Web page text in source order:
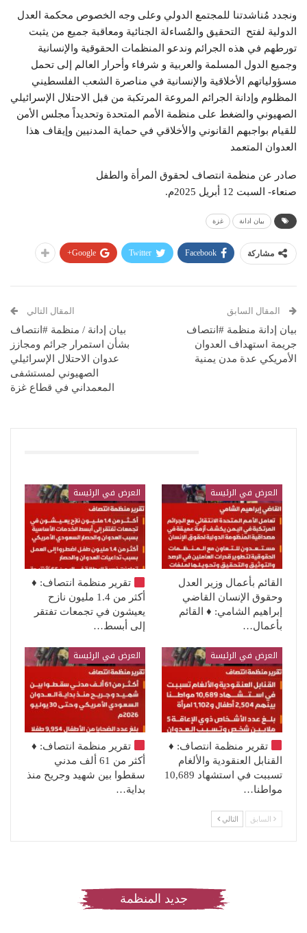
ونجدد مُناشدتنا للمجتمع الدولي وعلى وجه الخصوص محكمة العدل
الدولية لفتح التحقيق والمُساءلة الجنائية ومعاقبة جميع من يثبت
تورطهم في هذه الجرائم وندعو المنظمات الحقوقية والإنسانية
وجميع الدول المسلمة والعربية و شرفاء وأحرار العالم إلى تحمل
مسؤولياتهم الأخلاقية والإنسانية في مناصرة الشعب الفلسطيني
المظلوم وإدانة الجرائم المروعة المرتكبة من قبل الاحتلال الإسرائيلي
الصهيوني والضغط على منظمة الأمم المتحدة وتحديداً مجلس الأمن
للقيام بواجبهم القانوني والأخلاقي في حماية المدنيين وإيقاف هذا
العدوان المتعمد
صادر عن منظمة انتصاف لحقوق المرأة والطفل
صنعاء- السبت 12 أبريل 2025م.
بيان ادانة غزة
مشاركة Facebook
Twitter
Google+
المقال السابق
بيان إدانة منظمة #انتصاف
جريمة استهداف العدوان
الأمريكي عدة مدن يمنية
المقال التالي
بيان إدانة / منظمة #انتصاف
بشأن استمرار جرائم ومجازز
عدوان الاحتلال الإسرائيلي
الصهيوني لمستشفى
المعمداني في قطاع غزة
العرض في الرئيسة
القائم بأعمال وزير العدل
وحقوق الإنسان القاضي
إبراهيم الشامي: ♦️ القائم
بأعمال…
العرض في الرئيسة
تقرير منظمة انتصاف: ♦️
أكثر من 1.4 مليون نازح
يعيشون في تجمعات تفتقر
إلى أبسط…
العرض في الرئيسة
تقرير منظمة انتصاف: ♦️
القنابل العنقودية والألغام
تسببت في استشهاد 10,689
مواطنا…
العرض في الرئيسة
تقرير منظمة انتصاف: ♦️
أكثر من 61 ألف مدني
سقطوا بين شهيد وجريح منذ
بداية…
السابق التالي
جديد المنظمة